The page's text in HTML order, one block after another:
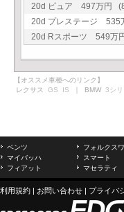
20d ピュア 497万円
20d プレステージ 535
20d Rスポーツ 549万
【オススメ車種へのリンク】
レクサス GS IS ｜ BMW 3シ
ベンツ フォルクス
マイバッハ
スマート
フィアット
マセラティ
利用規約 | お問い合わせ | プライバ